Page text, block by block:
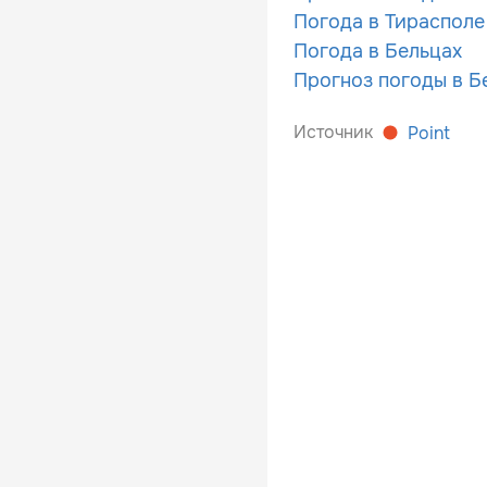
Погода в Тирасполе
Погода в Бельцах
Прогноз погоды в
Источник Point